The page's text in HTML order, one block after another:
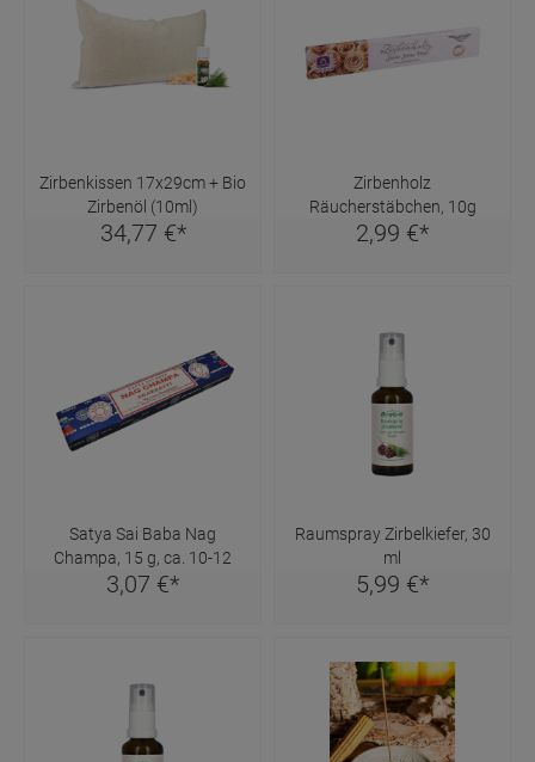
Zirbenkissen 17x29cm + Bio
Zirbenöl (10ml)
34,77 €*
Zirbenholz
Räucherstäbchen, 10g
2,99 €*
Satya Sai Baba Nag
Champa, 15 g, ca. 10-12
Räucherstäbchen
3,07 €*
Raumspray Zirbelkiefer, 30
ml
5,99 €*